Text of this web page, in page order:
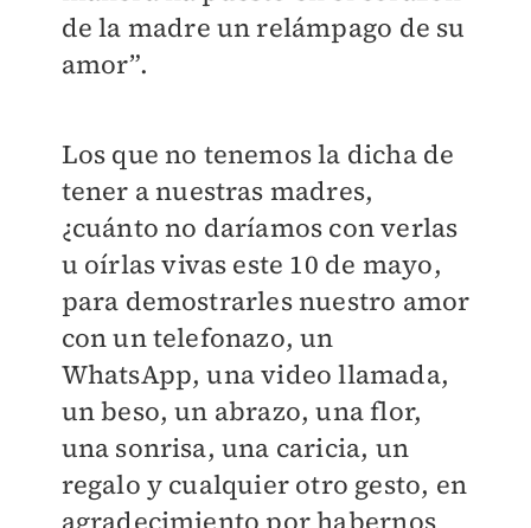
de la madre un relámpago de su
amor”.
Los que no tenemos la dicha de
tener a nuestras madres,
¿cuánto no daríamos con verlas
u oírlas vivas este 10 de mayo,
para demostrarles nuestro amor
con un telefonazo, un
WhatsApp, una video llamada,
un beso, un abrazo, una flor,
una sonrisa, una caricia, un
regalo y cualquier otro gesto, en